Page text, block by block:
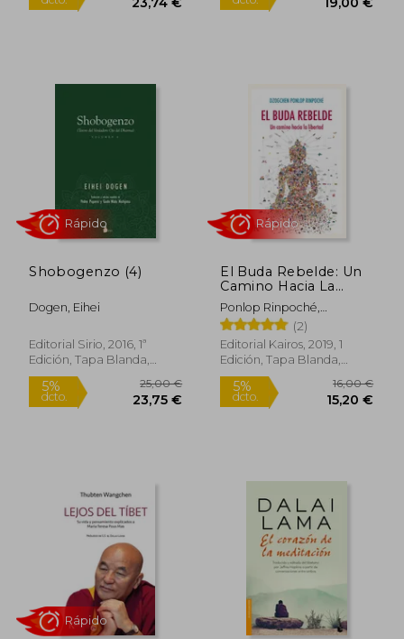
5%
dcto.
5%
dcto.
Shobogenzo (4)
Dogen, Eihei
Editorial Sirio, 2016, 1ª
Edición, Tapa Blanda,
Nuevo
El Buda Rebelde: Un
Camino Hacia La
Libertad
Ponlop Rinpoché,
Dzogchen
(2)
Editorial Kairos, 2019, 1
Edición, Tapa Blanda,
Nuevo